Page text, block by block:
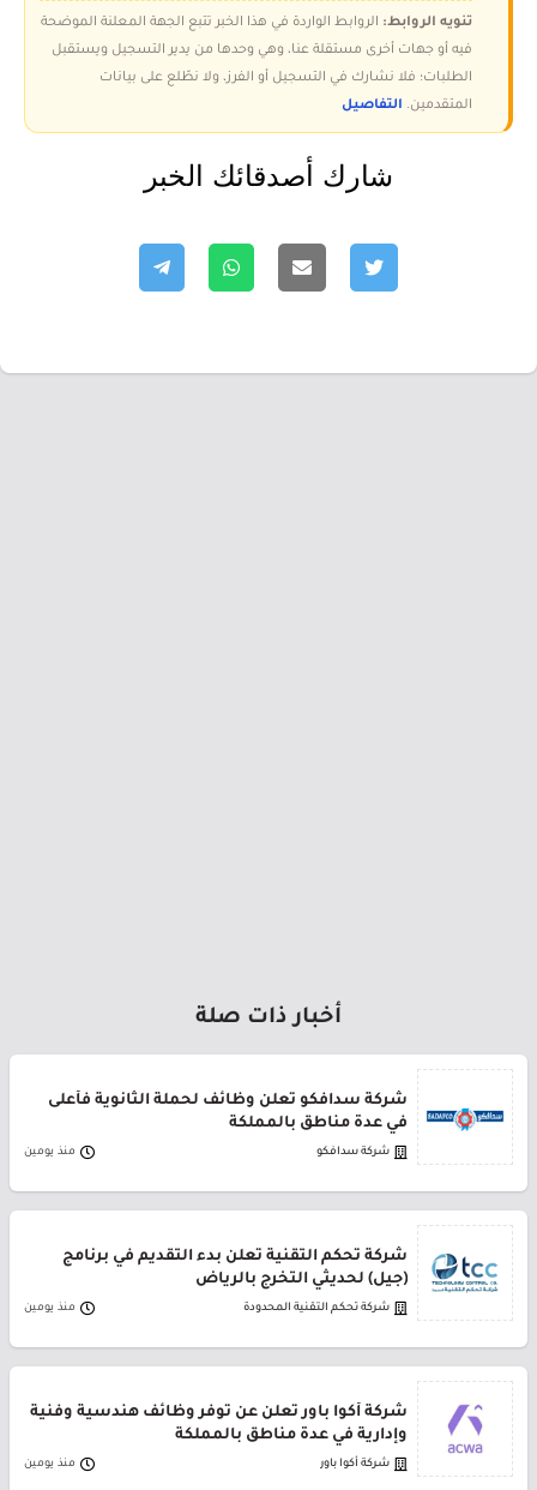
تنويه الروابط: الروابط الواردة في هذا الخبر تتبع الجهة المعلنة الموضحة
فيه أو جهات أخرى مستقلة عنا، وهي وحدها من يدير التسجيل ويستقبل
الطلبات؛ فلا نشارك في التسجيل أو الفرز، ولا نطّلع على بيانات
المتقدمين. التفاصيل
شارك أصدقائك الخبر
أخبار ذات صلة
شركة سدافكو تعلن وظائف لحملة الثانوية فأعلى
في عدة مناطق بالمملكة
شركة سدافكو منذ يومين
شركة تحكم التقنية تعلن بدء التقديم في برنامج
(جيل) لحديثي التخرج بالرياض
شركة تحكم التقنية المحدودة منذ يومين
شركة أكوا باور تعلن عن توفر وظائف هندسية وفنية
وإدارية في عدة مناطق بالمملكة
شركة أكوا باور منذ يومين